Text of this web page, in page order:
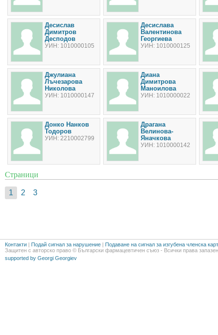
Десислав
Димитров
Десподов
УИН: 1010000105
Десислава
Валентинова
Георгиева
УИН: 1010000125
Джулиана
Лъчезарова
Николова
УИН: 1010000147
Диана
Димитрова
Маноилова
УИН: 1010000022
Донко Нанков
Тодоров
УИН: 2210002799
Драгана
Велинова-
Яначкова
УИН: 1010000142
Страници
1 2 3
Контакти | Подай сигнал за нарушение | Подаване на сигнал за изгубена членска
Защитен с авторско право © Български фармацевтичен съюз - Всички права
supported by Georgi Georgiev